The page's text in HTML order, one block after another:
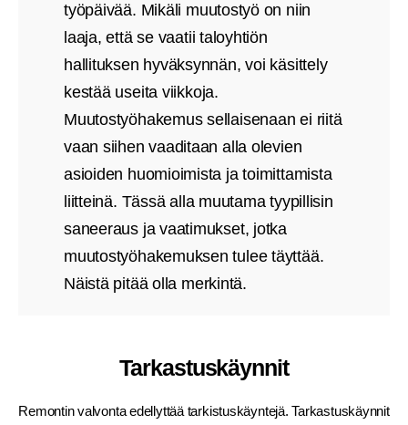
työpäivää. Mikäli muutostyö on niin
laaja, että se vaatii taloyhtiön
hallituksen hyväksynnän, voi käsittely
kestää useita viikkoja.
Muutostyöhakemus sellaisenaan ei riitä
vaan siihen vaaditaan alla olevien
asioiden huomioimista ja toimittamista
liitteinä. Tässä alla muutama tyypillisin
saneeraus ja vaatimukset, jotka
muutostyöhakemuksen tulee täyttää.
Näistä pitää olla merkintä.
Tarkastuskäynnit
Remontin valvonta edellyttää tarkistuskäyntejä. Tarkastuskäynnit